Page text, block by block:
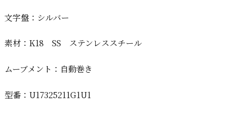
文字盤：シルバー
素材：K18 SS ステンレススチール
ムーブメント：自動巻き
型番：U17325211G1U1